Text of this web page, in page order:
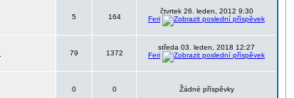
5 164
čtvrtek 26. leden, 2012 9:30
Feri
79 1372
středa 03. leden, 2018 12:27
Feri
0 0 Žádné příspěvky